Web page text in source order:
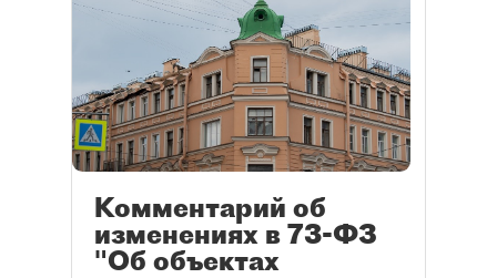
Комментарий об
изменениях в 73-ФЗ
"Об объектах